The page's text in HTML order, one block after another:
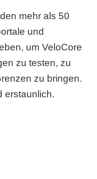
mehr als 50
und
um VeloCore
zu testen, zu
zu bringen.
erstaunlich.